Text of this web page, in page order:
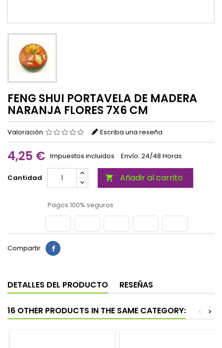
FENG SHUI PORTAVELA DE MADERA
NARANJA FLORES 7X6 CM
Valoración Escriba una reseña
4,25 € Impuestos incluidos Envío: 24/48 Horas
Cantidad  Añadir al carrito
Pagos 100% seguros
Compartir
DETALLES DEL PRODUCTO RESEÑAS
16 OTHER PRODUCTS IN THE SAME CATEGORY: >
<